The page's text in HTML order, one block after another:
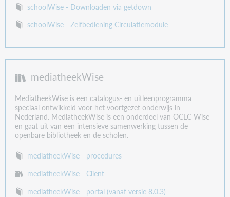
schoolWise - Downloaden via getdown
schoolWise - Zelfbediening Circulatiemodule
mediatheekWise
MediatheekWise is een catalogus- en uitleenprogramma
speciaal ontwikkeld voor het voortgezet onderwijs in
Nederland. MediatheekWise is een onderdeel van OCLC Wise
en gaat uit van een intensieve samenwerking tussen de
openbare bibliotheek en de scholen.
mediatheekWise - procedures
mediatheekWise - Client
mediatheekWise - portal (vanaf versie 8.0.3)